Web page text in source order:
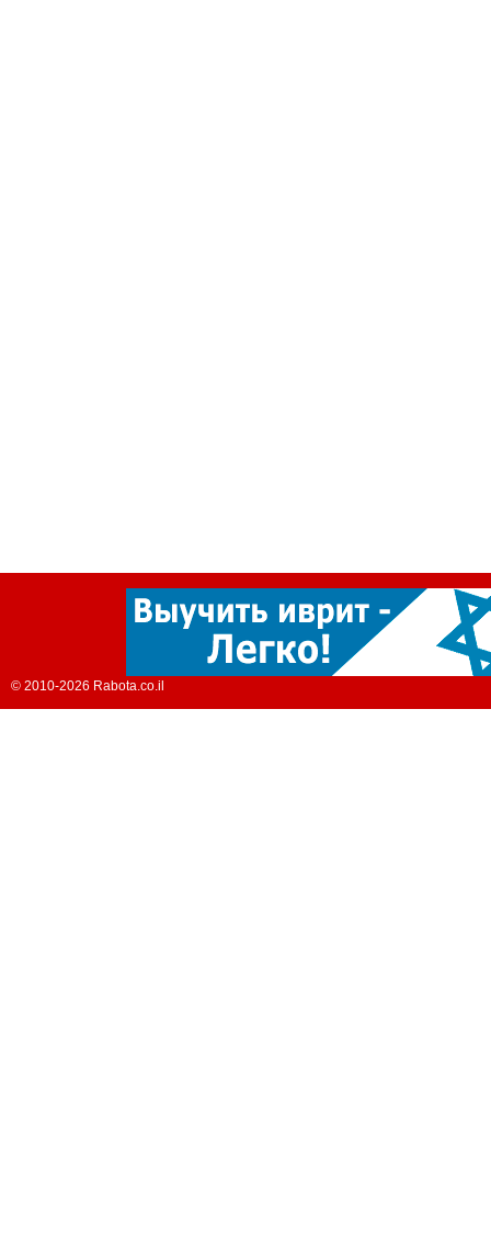
© 2010-2026 Rabota.co.il